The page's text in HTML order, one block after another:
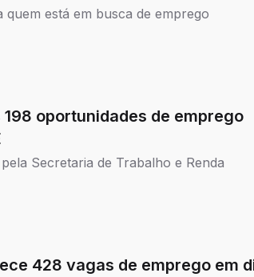
está em busca de emprego
oportunidades de emprego
Secretaria de Trabalho e Renda
428 vagas de emprego em